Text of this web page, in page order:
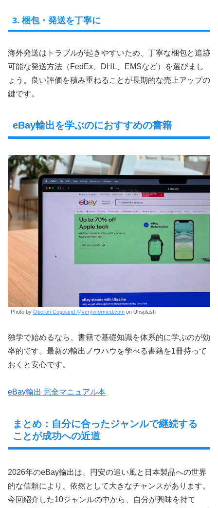
3. 梱包・発送を丁寧に
海外発送はトラブルが起きやすいため、丁寧な梱包と追跡
可能な発送方法（FedEx、DHL、EMSなど）を選びまし
ょう。良い評価を積み重ねることが長期的な売上アップの
鍵です。
eBay輸出を学ぶのにおすすめの書籍
Photo by Oberon Copeland @veryinformed.com on Unsplash
独学で始めるなら、書籍で基礎知識を体系的に学ぶのが効
率的です。最新の輸出ノウハウを学べる書籍を1冊持って
おくと安心です。
eBay輸出 完全マニュアル本
まとめ：自分に合ったジャンルで継続する
ことが成功への近道
2026年のeBay輸出は、円安の追い風と日本製品への世界
的な信頼により、依然として大きなチャンスがあります。
今回紹介した10ジャンルの中から、自分が興味を持て